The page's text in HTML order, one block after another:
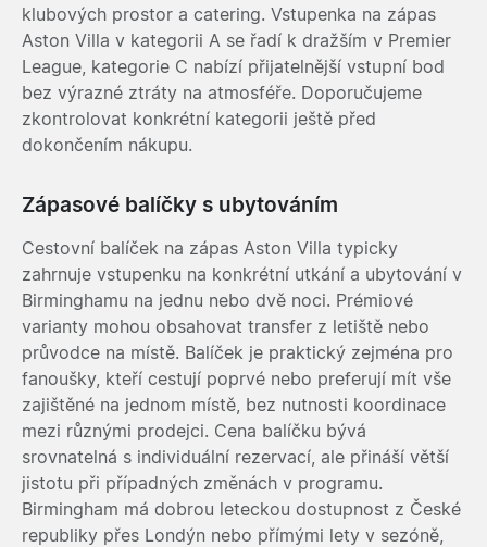
klubových prostor a catering. Vstupenka na zápas
Aston Villa v kategorii A se řadí k dražším v Premier
League, kategorie C nabízí přijatelnější vstupní bod
bez výrazné ztráty na atmosféře. Doporučujeme
zkontrolovat konkrétní kategorii ještě před
dokončením nákupu.
Zápasové balíčky s ubytováním
Cestovní balíček na zápas Aston Villa typicky
zahrnuje vstupenku na konkrétní utkání a ubytování v
Birminghamu na jednu nebo dvě noci. Prémiové
varianty mohou obsahovat transfer z letiště nebo
průvodce na místě. Balíček je praktický zejména pro
fanoušky, kteří cestují poprvé nebo preferují mít vše
zajištěné na jednom místě, bez nutnosti koordinace
mezi různými prodejci. Cena balíčku bývá
srovnatelná s individuální rezervací, ale přináší větší
jistotu při případných změnách v programu.
Birmingham má dobrou leteckou dostupnost z České
republiky přes Londýn nebo přímými lety v sezóně,